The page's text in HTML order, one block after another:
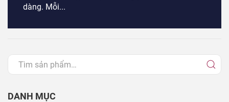
dàng. Mỗi...
DANH MỤC